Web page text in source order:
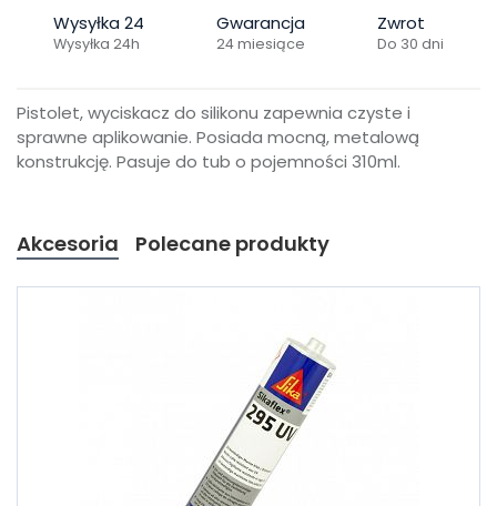
Wysyłka 24
Wysyłka 24h
Gwarancja
24 miesiące
Zwrot
Do 30 dni
Pistolet, wyciskacz do silikonu zapewnia czyste i
sprawne aplikowanie. Posiada mocną, metalową
konstrukcję. Pasuje do tub o pojemności 310ml.
Akcesoria Polecane produkty